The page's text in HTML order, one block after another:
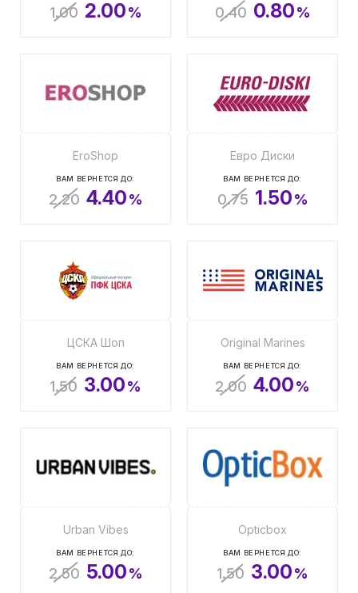
1.00 2.00% 0.40 0.80%
EroShop
ВАМ ВЕРНЕТСЯ ДО:
2.20 4.40%
Евро Диски
ВАМ ВЕРНЕТСЯ ДО:
0.75 1.50%
ЦСКА Шоп
ВАМ ВЕРНЕТСЯ ДО:
1.50 3.00%
Original Marines
ВАМ ВЕРНЕТСЯ ДО:
2.00 4.00%
Urban Vibes
ВАМ ВЕРНЕТСЯ ДО:
2.50 5.00%
Opticbox
ВАМ ВЕРНЕТСЯ ДО:
1.50 3.00%